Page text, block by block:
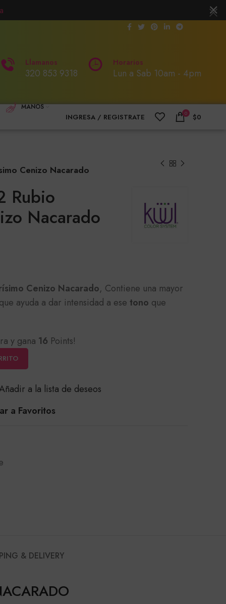
Llamanos
320 853 9318
Horarios
Lun a Sab 10am - 4pm
MANOS
INGRESA / REGISTRATE 0 $0
Cenizo Nacarado
Rubio
Nacarado
Cenizo Nacarado, Contiene una mayor
ayuda a dar intensidad a ese tono que
y gana 16 Points!
a la lista de deseos
a Favoritos
& DELIVERY